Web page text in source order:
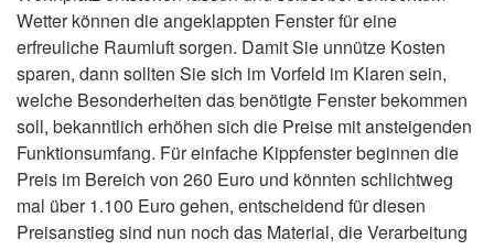
Wetter können die angeklappten Fenster für eine
erfreuliche Raumluft sorgen. Damit Sie unnütze Kosten
sparen, dann sollten Sie sich im Vorfeld im Klaren sein,
welche Besonderheiten das benötigte Fenster bekommen
soll, bekanntlich erhöhen sich die Preise mit ansteigenden
Funktionsumfang. Für einfache Kippfenster beginnen die
Preis im Bereich von 260 Euro und könnten schlichtweg
mal über 1.100 Euro gehen, entscheidend für diesen
Preisanstieg sind nun noch das Material, die Verarbeitung